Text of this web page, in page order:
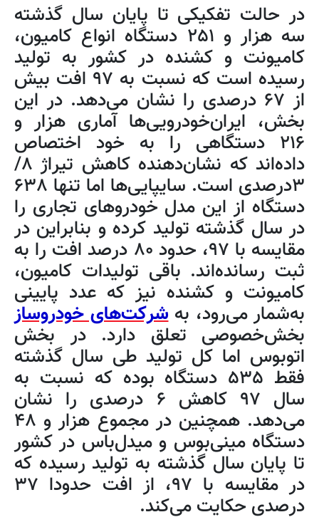
در حالت تفکیکی تا پایان سال گذشته
سه هزار و ۲۵۱ دستگاه انواع کامیون،
کامیونت و کشنده در کشور به تولید
رسیده است که نسبت به ۹۷ افت بیش
از ۶۷ درصدی را نشان می‌دهد. در این
بخش، ایران‌خودرویی‌ها آماری هزار و
۲۱۶ دستگاهی را به خود اختصاص
داده‌اند که نشان‌دهنده کاهش تیراژ ۸/
۳درصدی است. سایپایی‌ها اما تنها ۶۳۸
دستگاه از این مدل خودروهای تجاری را
در سال گذشته تولید کرده و بنابراین در
مقایسه با ۹۷، حدود ۸۰ درصد افت را به
ثبت رسانده‌اند. باقی تولیدات کامیون،
کامیونت و کشنده نیز که عدد پایینی
به‌شمار می‌رود، بهشرکت‌های خودروساز
بخش‌خصوصی تعلق دارد. در بخش
اتوبوس اما کل تولید طی سال گذشته
فقط ۵۳۵ دستگاه بوده که نسبت به
سال ۹۷ کاهش ۶ درصدی را نشان
می‌دهد. همچنین در مجموع هزار و ۴۸
دستگاه مینی‌بوس و میدل‌باس در کشور
تا پایان سال گذشته به تولید رسیده که
در مقایسه با ۹۷، از افت حدودا ۳۷
درصدی حکایت می‌کند.